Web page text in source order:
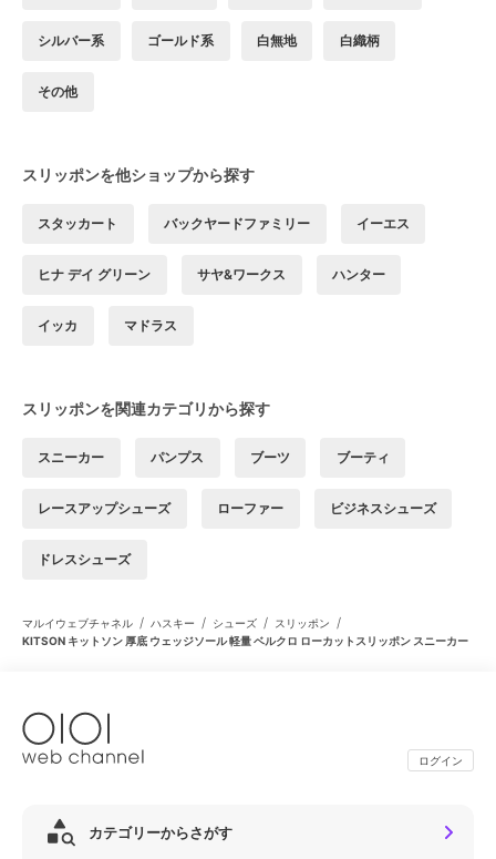
シルバー系 ゴールド系 白無地 白織柄
その他
スリッポンを他ショップから探す
スタッカート バックヤードファミリー イーエス
ヒナ デイ グリーン サヤ&ワークス ハンター
イッカ マドラス
スリッポンを関連カテゴリから探す
スニーカー パンプス ブーツ ブーティ
レースアップシューズ ローファー ビジネスシューズ
ドレスシューズ
マルイウェブチャネル / ハスキー / シューズ / スリッポン /
KITSON キットソン 厚底 ウェッジソール 軽量 ベルクロ ローカットスリッポン スニーカー
ログイン
カテゴリーからさがす